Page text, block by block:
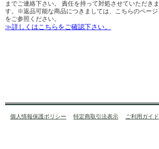
までご連絡下さい。 責任を持って対処させていただきま
す。※返品可能な商品につきましては、こちらのページ
をご参照ください。
≫詳しくはこちらをご確認下さい。
個人情報保護ポリシー 特定商取引法表示 ご利用ガイド